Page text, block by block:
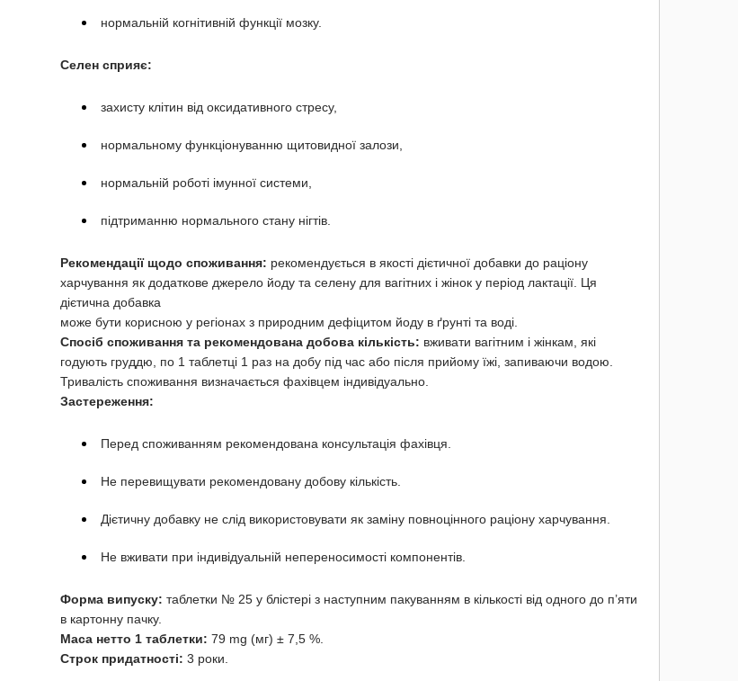
нормальній когнітивній функції мозку.
Селен сприяє:
захисту клітин від оксидативного стресу,
нормальному функціонуванню щитовидної залози,
нормальній роботі імунної системи,
підтриманню нормального стану нігтів.
Рекомендації щодо споживання: рекомендується в якості дієтичної добавки до раціону
харчування як додаткове джерело йоду та селену для вагітних і жінок у період лактації. Ця
дієтична добавка
може бути корисною у регіонах з природним дефіцитом йоду в ґрунті та воді.
Спосіб споживання та рекомендована добова кількість: вживати вагітним і жінкам, які
годують груддю, по 1 таблетці 1 раз на добу під час або після прийому їжі, запиваючи водою.
Тривалість споживання визначається фахівцем індивідуально.
Застереження:
Перед споживанням рекомендована консультація фахівця.
Не перевищувати рекомендовану добову кількість.
Дієтичну добавку не слід використовувати як заміну повноцінного раціону харчування.
Не вживати при індивідуальній непереносимості компонентів.
Форма випуску: таблетки № 25 у блістері з наступним пакуванням в кількості від одного до п’яти
в картонну пачку.
Маса нетто 1 таблетки: 79 mg (мг) ± 7,5 %.
Строк придатності: 3 роки.